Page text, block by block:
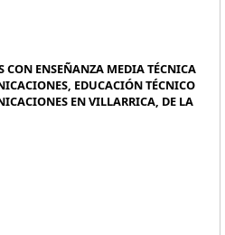
CON ENSEÑANZA MEDIA TÉCNICA
EDUCACIÓN TÉCNICO
EN VILLARRICA, DE LA